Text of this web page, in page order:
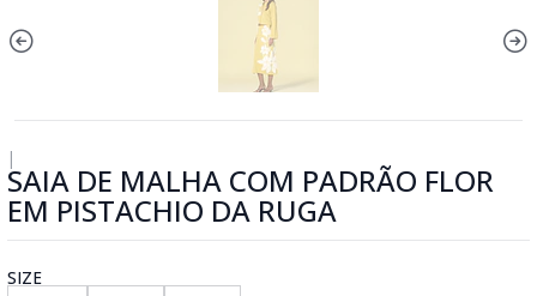
|
SAIA DE MALHA COM PADRÃO FLOR
EM PISTACHIO DA RUGA
SIZE